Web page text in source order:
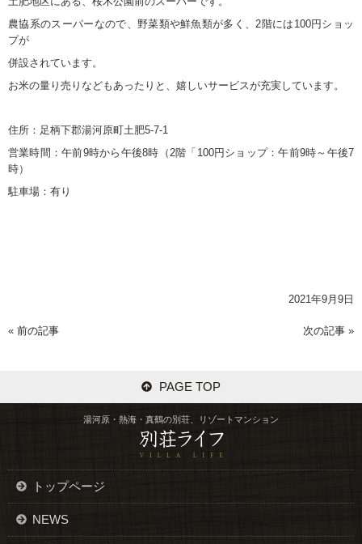
農協系のスーパーなので、野菜類や鮮魚類が多く、2階には100円ショッ
プが
併設されています。
お米の量り売りなどもあったりと、嬉しいサービスが充実しています。
住所：足柄下郡湯河原町土肥5-7-1
営業時間：午前9時から午後8時（2階「100円ショップ：午前9時～午後7
時）
駐車場：有り
2021年9月9日
« 前の記事 次の記事 »
PAGE TOP
湯河原・熱海・真鶴の別荘、リゾートマンション
トップページ
NEWS